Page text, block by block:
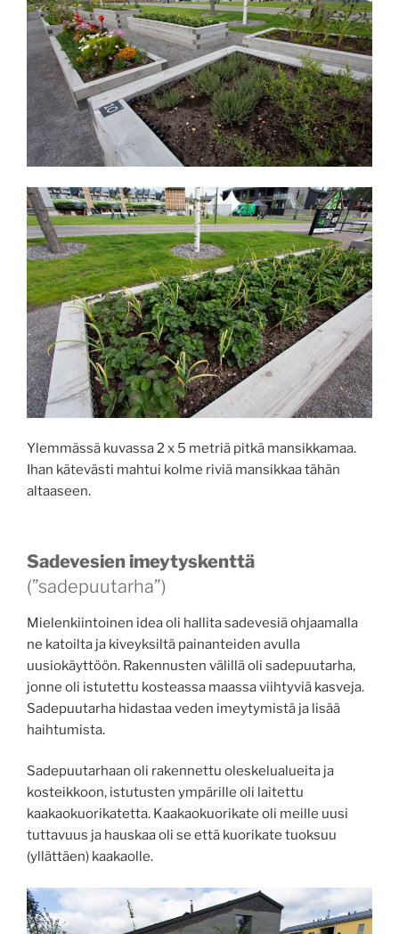
Ylemmässä kuvassa 2 x 5 metriä pitkä mansikkamaa.
Ihan kätevästi mahtui kolme riviä mansikkaa tähän
altaaseen.
Sadevesien imeytyskenttä
(”sadepuutarha”)
Mielenkiintoinen idea oli hallita sadevesiä ohjaamalla
ne katoilta ja kiveyksiltä painanteiden avulla
uusiokäyttöön. Rakennusten välillä oli sadepuutarha,
jonne oli istutettu kosteassa maassa viihtyviä kasveja.
Sadepuutarha hidastaa veden imeytymistä ja lisää
haihtumista.
Sadepuutarhaan oli rakennettu oleskelualueita ja
kosteikkoon, istutusten ympärille oli laitettu
kaakaokuorikatetta. Kaakaokuorikate oli meille uusi
tuttavuus ja hauskaa oli se että kuorikate tuoksuu
(yllättäen) kaakaolle.